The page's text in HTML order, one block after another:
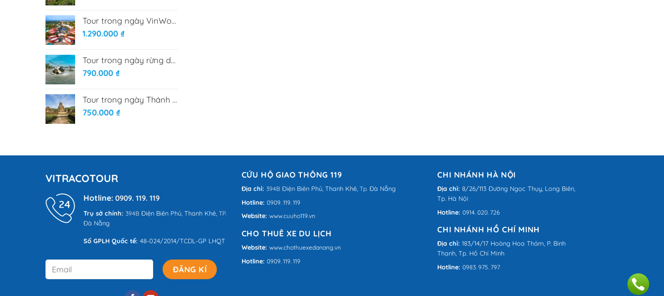
Tour trong ngày VinWonder Nam Hội An
1.290.000 ₫
Tour trong ngày rừng dừa Bảy mẫu - Phố cổ Hội An
790.000 ₫
Tour trong ngày Thánh Địa Mỹ Sơn
750.000 ₫
VITRACOTOUR
Hotline: 0909. 119. 119
Trụ sở chính: 394BĐiện Biên Phủ, Thanh Khê, TP.
Đà Nẵng
Số GPLH Quốc tế: 48-024/2014/TCDL-GP LHQT
CỨU HỘ GIAO THÔNG 119
Địa chỉ: 394BĐiện Biên Phủ, Thanh Khê, Tp. Đà Nẵng
Hotline: 0909. 119. 119
Website: www.cuuho119.vn
CHO THUÊ XE DU LỊCH
Website: www.chothuexedanang.vn
Hotline: 0909. 119. 119
CHI NHÁNH HÀ NỘI
Địa chỉ: 8/26/113 Đường Ngọc Thụy, Long Biên,
Tp. Hà Nội
Hotline: 0914. 020. 726
CHI NHÁNH HỒ CHÍ MINH
Địa chỉ: 183/14/17 Hoàng Hoa Thám, P. Bình
Thạnh, Tp. Hồ Chí Minh
Hotline: 0983. 975. 797